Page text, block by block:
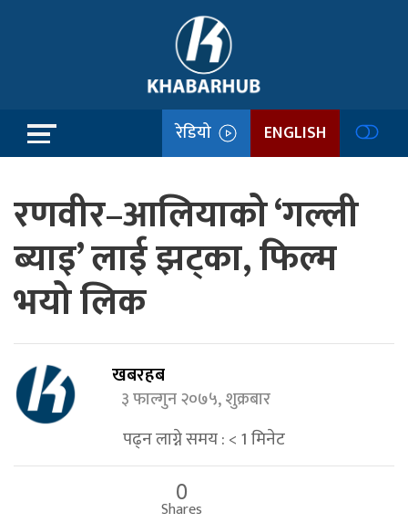
रेडियो ENGLISH
रणवीर–आलियाको ‘गल्ली
ब्याइ’ लाई झट्का, फिल्म
भयो लिक
खबरहब
३ फाल्गुन २०७५, शुक्रबार
पढ्न लाग्ने समय :< 1मिनेट
0
Shares